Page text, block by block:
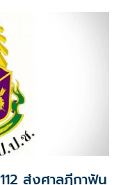
ป.ป.ช.จ่อเคาะ 44สส.แก้ม.112 ส่งศาลฎีกาฟัน